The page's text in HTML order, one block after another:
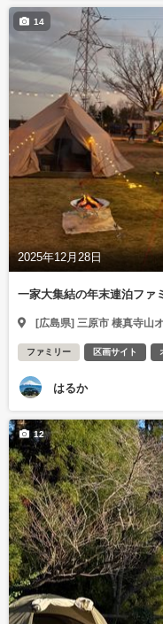
2025年12月28日
14
一家大集結の年末連泊ファ
[広島県] 三原市 棲真寺山
ファミリー 区画サイト
はるか
12